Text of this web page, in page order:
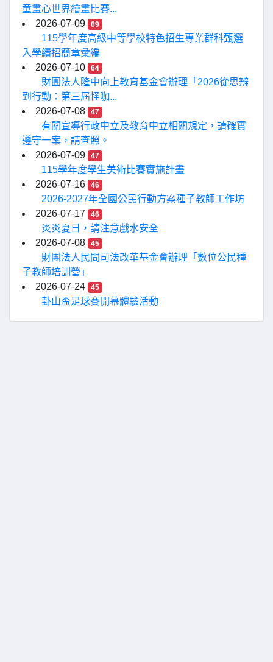
童畫心世界繪畫比賽...
2026-07-09
69
115學年度高級中等學校特色招生專業群科甄選
入學續招簡章彙編
2026-07-10
64
財團法人隆中向上教育基金會辦理「2026從思辨
到行動：第三屆怪咖...
2026-07-08
47
有關宣導行政中立及教育中立相關規定，請確實
遵守一案，請查照。
2026-07-09
47
115學年度學生美術比賽實施計畫
2026-07-16
46
2026-2027年全國公民行動方案種子教師工作坊
2026-07-17
46
炎炎夏日，請注意戲水安全
2026-07-08
45
財團法人民間司法改革基金會辦理「數位公民種
子教師培訓營」
2026-07-24
45
卦山盃足球賽開幕體驗活動